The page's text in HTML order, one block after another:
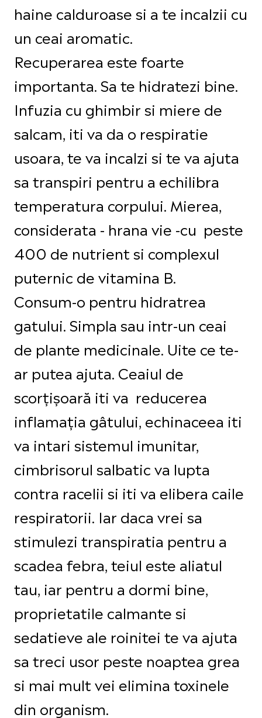
haine calduroase si a te incalzii cu
un ceai aromatic.
Recuperarea este foarte
importanta. Sa te hidratezi bine.
Infuzia cu ghimbir si miere de
salcam, iti va da o respiratie
usoara, te va incalzi si te va ajuta
sa transpiri pentru a echilibra
temperatura corpului. Mierea,
considerata - hrana vie -cu peste
400 de nutrient si complexul
puternic de vitamina B.
Consum-o pentru hidratrea
gatului. Simpla sau intr-un ceai
de plante medicinale. Uite ce te-
ar putea ajuta. Ceaiul de
scorțișoară iti va reducerea
inflamația gâtului, echinaceea iti
va intari sistemul imunitar,
cimbrisorul salbatic va lupta
contra racelii si iti va elibera caile
respiratorii. Iar daca vrei sa
stimulezi transpiratia pentru a
scadea febra, teiul este aliatul
tau, iar pentru a dormi bine,
proprietatile calmante si
sedatieve ale roinitei te va ajuta
sa treci usor peste noaptea grea
si mai mult vei elimina toxinele
din organism.